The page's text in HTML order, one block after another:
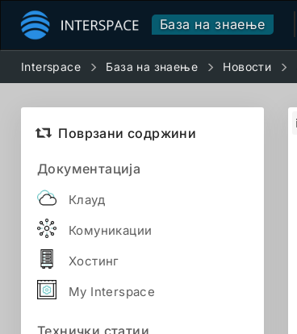
База на знаење
Interspace База на знаење Новости
Поврзани содржини
Документација
Клауд
Комуникации
Хостинг
My Interspace
Технички статии